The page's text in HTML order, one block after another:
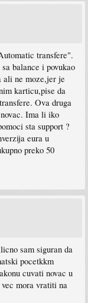
transfere".
balance i povukao
ali ne moze,jer je
karticu,pise da
Ova druga
Ima li iko
sta support ?
eura u
preko 50
sam siguran da
pocetkkm
cuvati novac u
mora vratiti na